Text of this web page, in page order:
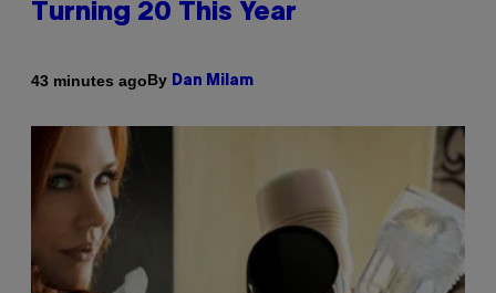
Turning 20 This Year
43 minutes agoBy Dan Milam